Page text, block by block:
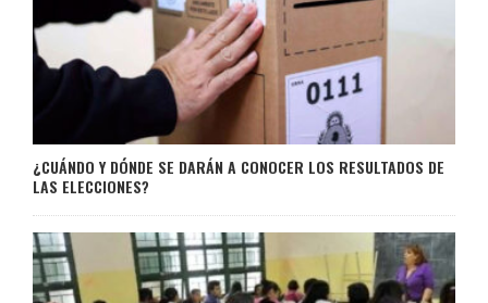
¿CUÁNDO Y DÓNDE SE DARÁN A CONOCER LOS RESULTADOS DE
LAS ELECCIONES?